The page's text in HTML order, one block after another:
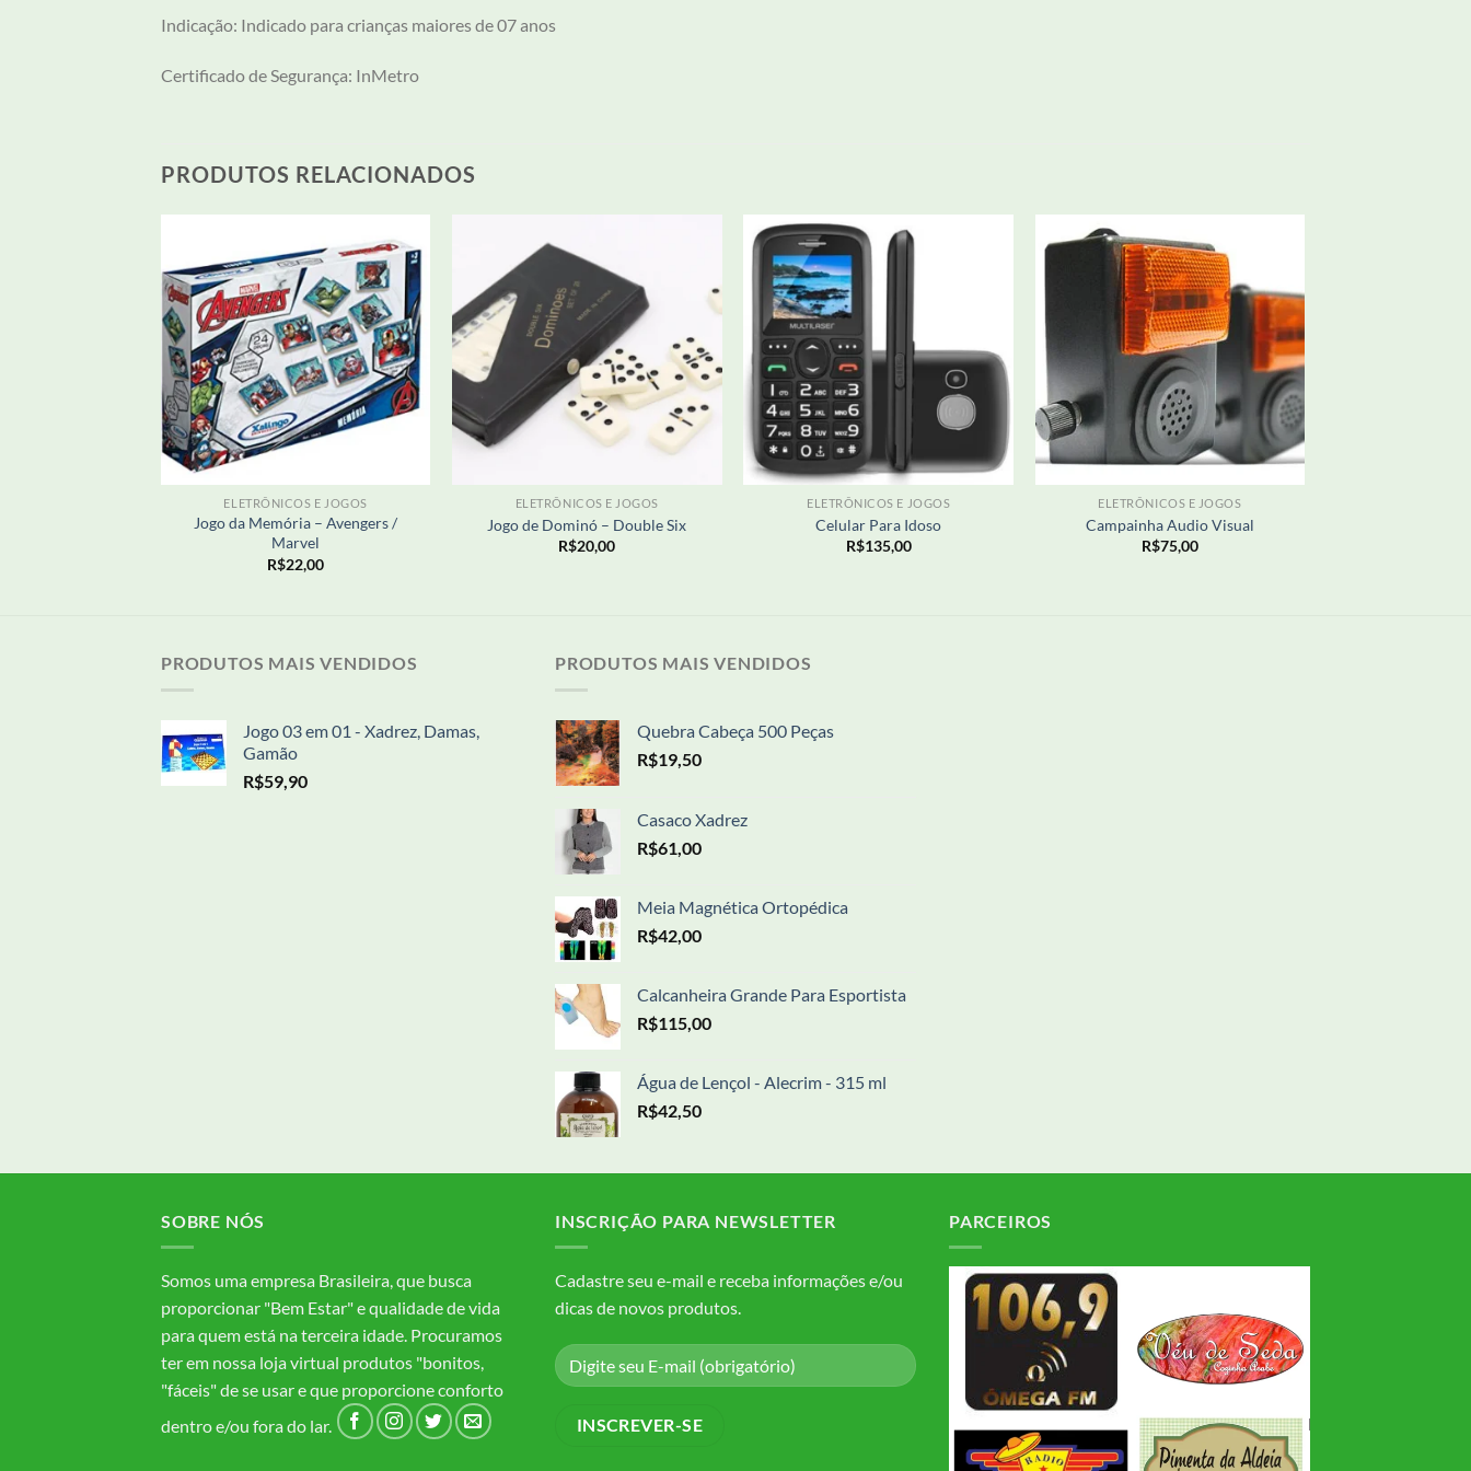
Indicação: Indicado para crianças maiores de 07 anos
Certificado de Segurança: InMetro
PRODUTOS RELACIONADOS
Adicionar
aos meus
desejos
+
ELETRÔNICOS E JOGOS
Jogo da Memória – Avengers /
Marvel
R$22,00
ELETRÔNICOS E JOGOS
Jogo de Dominó – Double Six
R$20,00
ELETRÔNICOS E JOGOS
Celular Para Idoso
R$135,00
aos meus
desejos
+
ELETRÔNICOS E JOGOS
Campainha Audio Visual
R$75,00
PRODUTOS MAIS VENDIDOS
Jogo 03 em 01 - Xadrez, Damas,
Gamão
R$59,90
PRODUTOS MAIS VENDIDOS
Quebra Cabeça 500 Peças
R$19,50
Casaco Xadrez
R$61,00
Meia Magnética Ortopédica
R$42,00
Calcanheira Grande Para Esportista
R$115,00
Água de Lençol - Alecrim - 315 ml
R$42,50
SOBRE NÓS
Somos uma empresa Brasileira, que busca
proporcionar "Bem Estar" e qualidade de vida
para quem está na terceira idade. Procuramos
ter em nossa loja virtual produtos "bonitos,
"fáceis" de se usar e que proporcione conforto
dentro e/ou fora do lar.
INSCRIÇÃO PARA NEWSLETTER
Cadastre seu e-mail e receba informações e/ou
dicas de novos produtos.
PARCEIROS